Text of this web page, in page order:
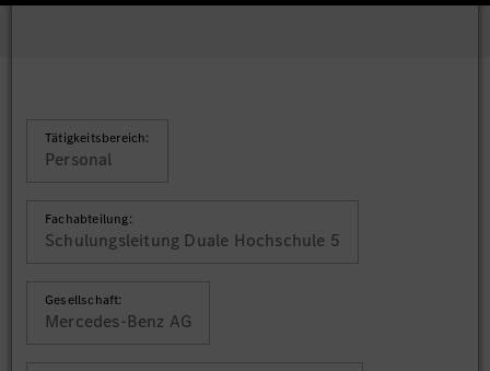
Tätigkeitsbereich:
Personal
Fachabteilung:
Schulungsleitung Duale Hochschule 5
Gesellschaft:
Mercedes-Benz AG